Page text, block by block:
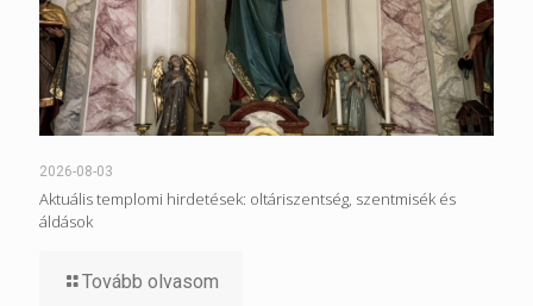
2026-08-03
Aktuális templomi hirdetések: oltáriszentség, szentmisék és
áldások
Tovább olvasom